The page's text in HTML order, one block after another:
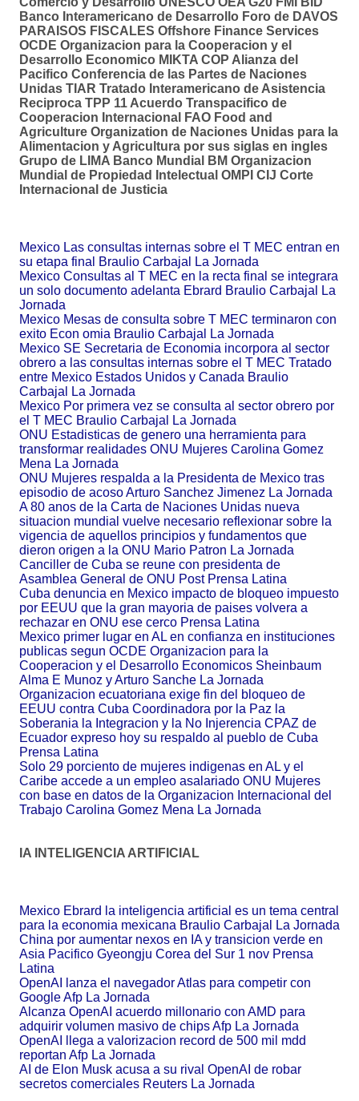
Banco Interamericano de Desarrollo Foro de DAVOS
PARAISOS FISCALES Offshore Finance Services
OCDE Organizacion para la Cooperacion y el
Desarrollo Economico MIKTA COP Alianza del
Pacifico Conferencia de las Partes de Naciones
Unidas TIAR Tratado Interamericano de Asistencia
Reciproca TPP 11 Acuerdo Transpacifico de
Cooperacion Internacional FAO Food and
Agriculture Organization de Naciones Unidas para la
Alimentacion y Agricultura por sus siglas en ingles
Grupo de LIMA Banco Mundial BM Organizacion
Mundial de Propiedad Intelectual OMPI CIJ Corte
Internacional de Justicia
Mexico Las consultas internas sobre el T MEC entran en
su etapa final Braulio Carbajal La Jornada
Mexico Consultas al T MEC en la recta final se integrara
un solo documento adelanta Ebrard Braulio Carbajal La
Jornada
Mexico Mesas de consulta sobre T MEC terminaron con
exito Econ omia Braulio Carbajal La Jornada
Mexico SE Secretaria de Economia incorpora al sector
obrero a las consultas internas sobre el T MEC Tratado
entre Mexico Estados Unidos y Canada Braulio
Carbajal La Jornada
Mexico Por primera vez se consulta al sector obrero por
el T MEC Braulio Carbajal La Jornada
ONU Estadisticas de genero una herramienta para
transformar realidades ONU Mujeres Carolina Gomez
Mena La Jornada
ONU Mujeres respalda a la Presidenta de Mexico tras
episodio de acoso Arturo Sanchez Jimenez La Jornada
A 80 anos de la Carta de Naciones Unidas nueva
situacion mundial vuelve necesario reflexionar sobre la
vigencia de aquellos principios y fundamentos que
dieron origen a la ONU Mario Patron La Jornada
Canciller de Cuba se reune con presidenta de
Asamblea General de ONU Post Prensa Latina
Cuba denuncia en Mexico impacto de bloqueo impuesto
por EEUU que la gran mayoria de paises volvera a
rechazar en ONU ese cerco Prensa Latina
Mexico primer lugar en AL en confianza en instituciones
publicas segun OCDE Organizacion para la
Cooperacion y el Desarrollo Economicos Sheinbaum
Alma E Munoz y Arturo Sanche La Jornada
Organizacion ecuatoriana exige fin del bloqueo de
EEUU contra Cuba Coordinadora por la Paz la
Soberania la Integracion y la No Injerencia CPAZ de
Ecuador expreso hoy su respaldo al pueblo de Cuba
Prensa Latina
Solo 29 porciento de mujeres indigenas en AL y el
Caribe accede a un empleo asalariado ONU Mujeres
con base en datos de la Organizacion Internacional del
Trabajo Carolina Gomez Mena La Jornada
IA INTELIGENCIA ARTIFICIAL
Mexico Ebrard la inteligencia artificial es un tema central
para la economia mexicana Braulio Carbajal La Jornada
China por aumentar nexos en IA y transicion verde en
Asia Pacifico Gyeongju Corea del Sur 1 nov Prensa
Latina
OpenAI lanza el navegador Atlas para competir con
Google Afp La Jornada
Alcanza OpenAI acuerdo millonario con AMD para
adquirir volumen masivo de chips Afp La Jornada
OpenAI llega a valorizacion record de 500 mil mdd
reportan Afp La Jornada
AI de Elon Musk acusa a su rival OpenAI de robar
secretos comerciales Reuters La Jornada